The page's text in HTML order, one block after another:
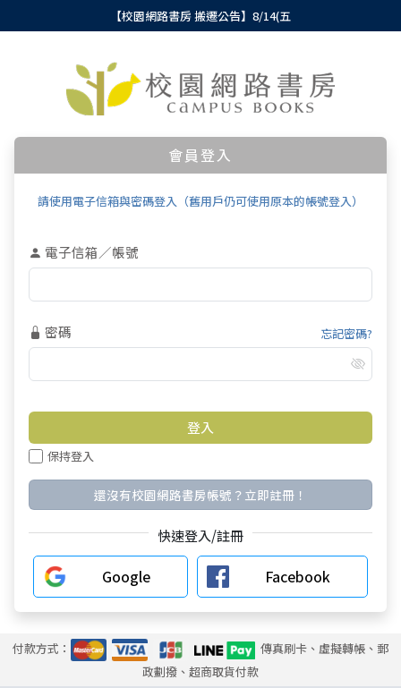
【校園網路書房 搬遷公告】8/14(五
會員登入
請使用電子信箱與密碼登入（舊用戶仍可使用原本的帳號登入）
電子信箱／帳號
密碼 忘記密碼?
保持登入
還沒有校園網路書房帳號？立即註冊！
快速登入/註冊
Google Facebook
付款方式：
傳真刷卡、虛擬轉帳、郵
政劃撥、超商取貨付款